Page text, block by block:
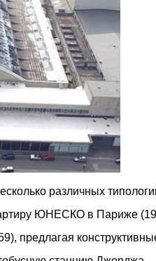
различных
ЮНЕСКО в Париже
предлагая